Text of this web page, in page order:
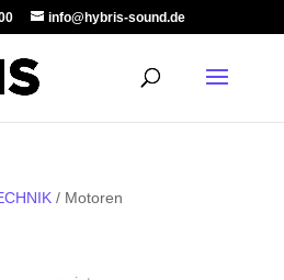
info@hybris-sound.de
/ Motoren